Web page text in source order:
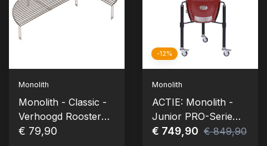
Monolith
Monolith - Classic -
Verhoogd Rooster
Gedeeld (Set)
€ 79,90
-12%
Monolith
ACTIE: Monolith -
Junior PRO-Serie
2.0 Kamado - Rood
€ 749,90 € 849,90